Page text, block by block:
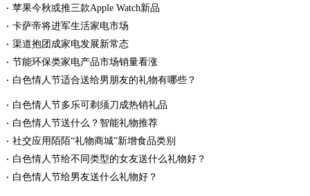
苹果今秋或推三款Apple Watch新品
卡萨帝将进军生活家电市场
渠道抱团成家电发展新常态
节能环保类家电产品市场销量看涨
白色情人节适合送给男朋友的礼物有哪些？
白色情人节多乐可剃须刀成热销礼品
白色情人节送什么？智能礼物推荐
社交应用陌陌“礼物商城”新增食品类别
白色情人节给不同类型的女友送什么礼物好？
白色情人节给男友送什么礼物好？